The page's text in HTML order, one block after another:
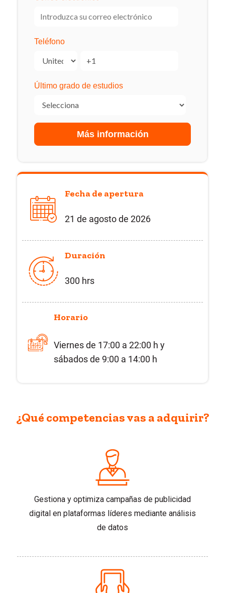
Teléfono
Último grado de estudios
Fecha de apertura
21 de agostode 2026
Duración
300 hrs
Horario
Viernes de 17:00 a 22:00 h y
sábados de 9:00 a 14:00 h
¿Qué competencias vas a adquirir?
Gestiona y optimiza campañas de publicidad
digital en plataformas líderes mediante análisis
de datos